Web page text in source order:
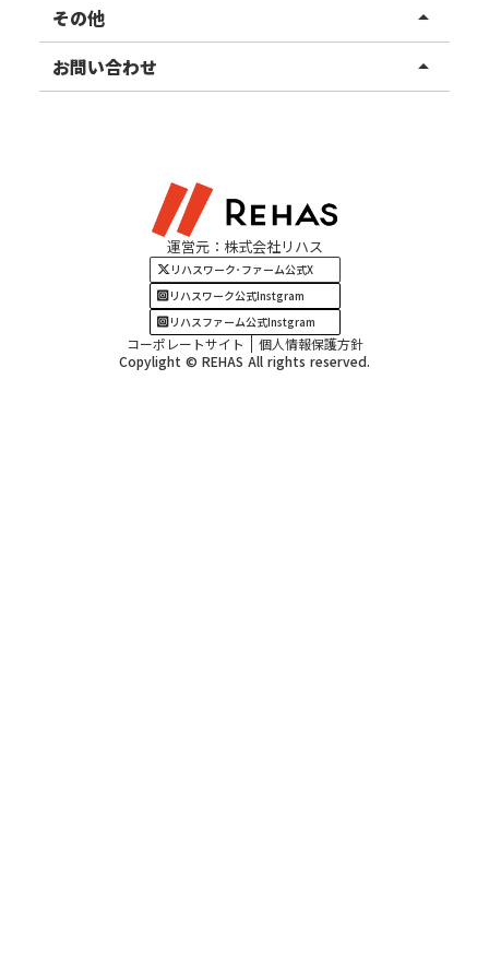
東北エリア
甲信越エリア
四国・九州エリア
事業所ブログ
ご利用者様の声
その他 arrow_drop_up
お知らせ
お問い合わせ arrow_drop_up
運営元：株式会社リハス
リハスワーク･ファーム公式X
リハスワーク公式Instgram
リハスファーム公式Instgram
コーポレートサイト
個人情報保護方針
Copylight © REHAS All rights reserved.